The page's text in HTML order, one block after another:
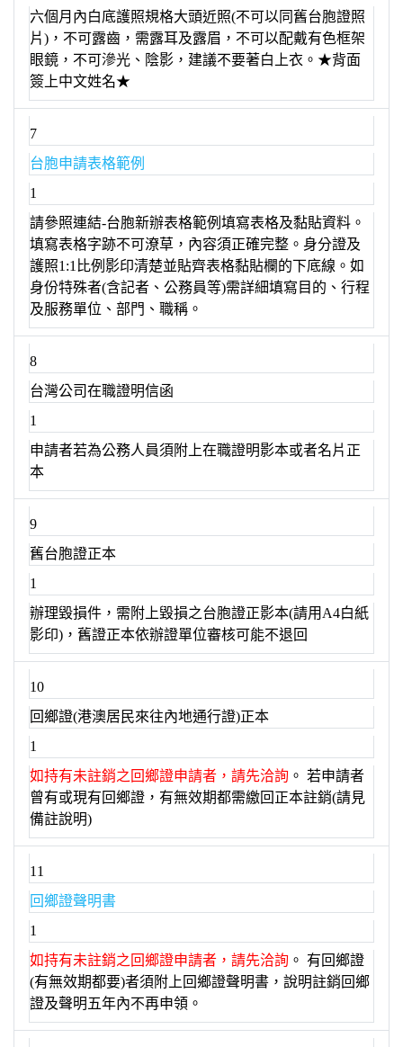
六個月內白底護照規格大頭近照(不可以同舊台胞證照
片)，不可露齒，需露耳及露眉，不可以配戴有色框架
眼鏡，不可滲光、陰影，建議不要著白上衣。★背面
簽上中文姓名★
7
台胞申請表格範例
1
請參照連結-台胞新辦表格範例填寫表格及黏貼資料。
填寫表格字跡不可潦草，內容須正確完整。身分證及
護照1:1比例影印清楚並貼齊表格黏貼欄的下底線。如
身份特殊者(含記者、公務員等)需詳細填寫目的、行程
及服務單位、部門、職稱。
8
台灣公司在職證明信函
1
申請者若為公務人員須附上在職證明影本或者名片正
本
9
舊台胞證正本
1
辦理毀損件，需附上毀損之台胞證正影本(請用A4白紙
影印)，舊證正本依辦證單位審核可能不退回
10
回鄉證(港澳居民來往內地通行證)正本
1
如持有未註銷之回鄉證申請者，請先洽詢 。 若申請者
曾有或現有回鄉證，有無效期都需繳回正本註銷(請見
備註說明)
11
回鄉證聲明書
1
如持有未註銷之回鄉證申請者，請先洽詢 。 有回鄉證
(有無效期都要)者須附上回鄉證聲明書，說明註銷回鄉
證及聲明五年內不再申領。